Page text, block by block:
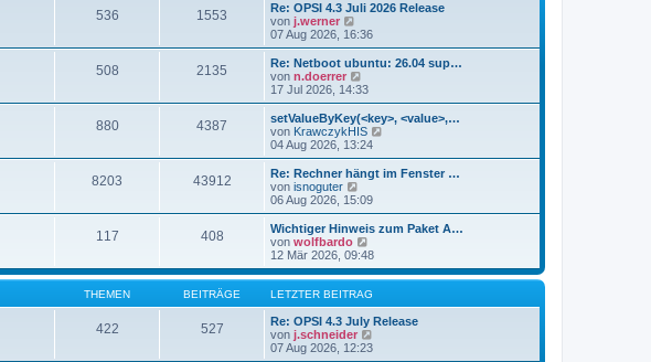
536 1553
Re: OPSI 4.3 Juli 2026 Release
von j.werner
e
u
e
s
t
r
B
e
i
r
a
g
07 Aug 2026, 16:36
508 2135
Re: Netboot ubuntu: 26.04 sup…
von n.doerrer
e
u
e
s
t
B
e
i
r
a
g
17 Jul 2026, 14:33
880 4387
setValueByKey(<key>, <value>,…
von KrawczykHIS
u
e
B
t
g
04 Aug 2026, 13:24
8203 43912
Re: Rechner hängt im Fenster …
von isnoguter
e
u
e
s
t
r
B
e
i
t
r
06 Aug 2026, 15:09
117 408
Wichtiger Hinweis zum Paket A…
von wolfbardo
e
u
e
s
t
e
r
B
12 Mär 2026, 09:48
THEMEN BEITRÄGE LETZTER BEITRAG
422 527
Re: OPSI 4.3 July Release
von j.schneider
07 Aug 2026, 12:23